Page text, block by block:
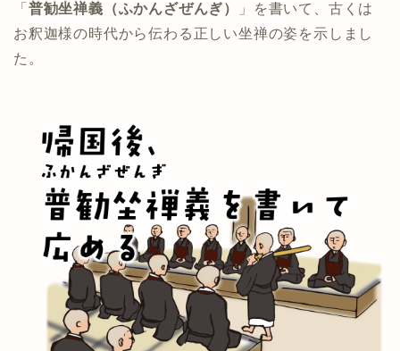
「 普勧坐禅義（ふかんざぜんぎ）
」を書いて、古くは
お釈迦様の時代から伝わる正しい坐禅の姿を示しまし
た。